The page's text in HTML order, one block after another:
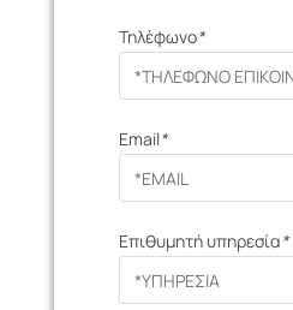
Τηλέφωνο*
Email*
Επιθυμητή υπηρεσία*